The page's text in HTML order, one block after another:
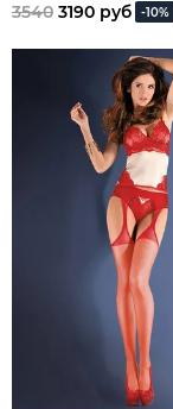
3540 3190 руб -10%